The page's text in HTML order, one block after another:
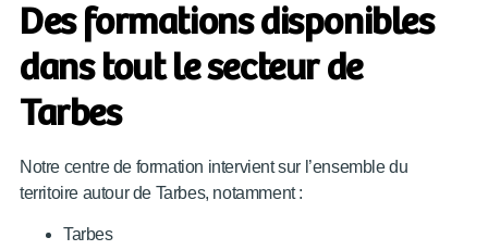
Des formations disponibles
dans tout le secteur de
Tarbes
Notre centre de formation intervient sur l’ensemble du
territoire autour de Tarbes, notamment :
Tarbes